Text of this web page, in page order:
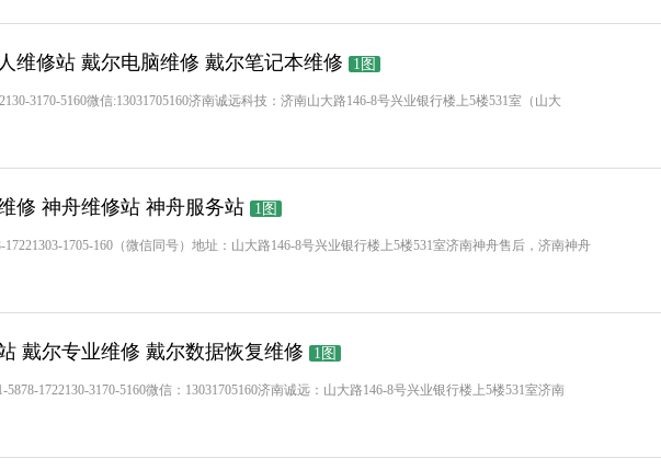
维修站 戴尔电脑维修 戴尔笔记本维修 1图
3170-5160微信:13031705160济南诚远科技：济南山大路146-8号兴业银行楼上5楼531室（山大
修 神舟维修站 神舟服务站 1图
17221303-1705-160（微信同号）地址：山大路146-8号兴业银行楼上5楼531室济南神舟售后，济南神舟
戴尔专业维修 戴尔数据恢复维修 1图
1722130-3170-5160微信：13031705160济南诚远：山大路146-8号兴业银行楼上5楼531室济南